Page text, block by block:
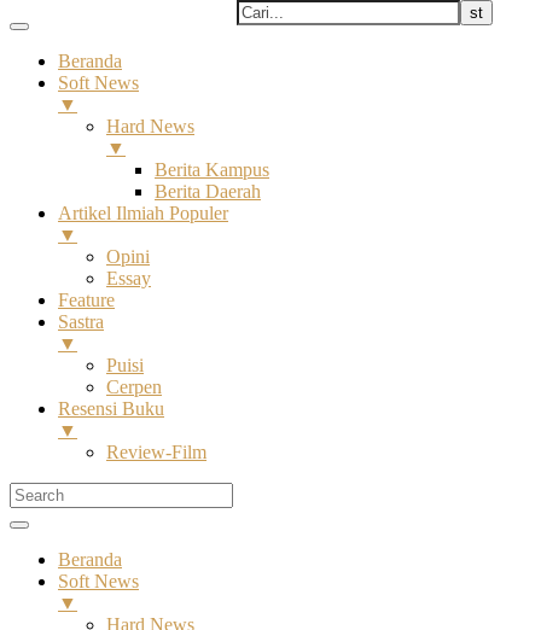
Beranda
Soft News
▼
Hard News
▼
Berita Kampus
Berita Daerah
Artikel Ilmiah Populer
▼
Opini
Essay
Feature
Sastra
▼
Puisi
Cerpen
Resensi Buku
▼
Review-Film
Beranda
Soft News
▼
Hard News